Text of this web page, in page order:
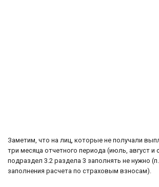
Заметим, что на лиц, которые не получали
три месяца отчетного периода (июль, август и
подраздел 3.2 раздела 3 заполнять не нужно
заполнения расчета по страховым взносам).